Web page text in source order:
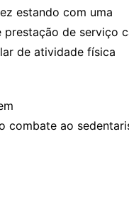
estando com uma
de serviço
de atividade física
combate ao